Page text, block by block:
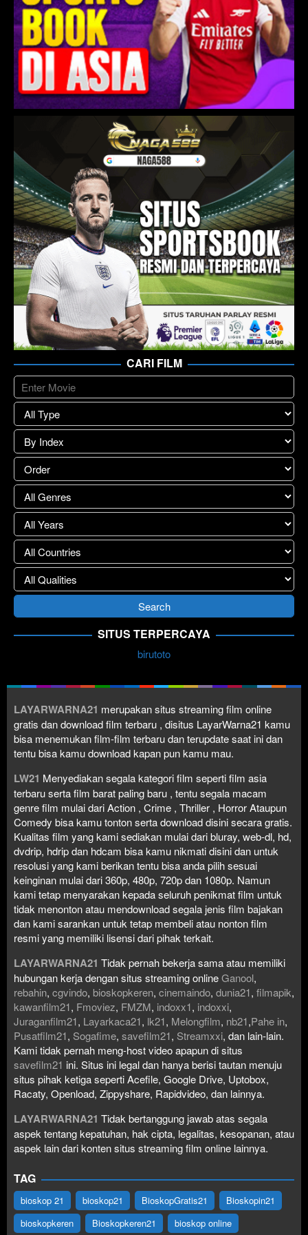
CARI FILM
SITUS TERPERCAYA
birutoto
LAYARWARNA21 merupakan situs streaming film online
gratis dan download film terbaru , disitus LayarWarna21 kamu
bisa menemukan film-film terbaru dan terupdate saat ini dan
tentu bisa kamu download kapan pun kamu mau.
LW21 Menyediakan segala kategori film seperti film asia
terbaru serta film barat paling baru , tentu segala macam
genre film mulai dari Action , Crime , Thriller , Horror Ataupun
Comedy bisa kamu tonton serta download disini secara gratis.
Kualitas film yang kami sediakan mulai dari bluray, web-dl, hd,
dvdrip, hdrip dan hdcam bisa kamu nikmati disini dan untuk
resolusi yang kami berikan tentu bisa anda pilih sesuai
keinginan mulai dari 360p, 480p, 720p dan 1080p. Namun
kami tetap menyarakan kepada seluruh penikmat film untuk
tidak menonton atau mendownload segala jenis film bajakan
dan kami sarankan untuk tetap membeli atau nonton film
resmi yang memiliki lisensi dari pihak terkait.
LAYARWARNA21 Tidak pernah bekerja sama atau memiliki
hubungan kerja dengan situs streaming onlineGanool,
rebahin, cgvindo, bioskopkeren, cinemaindo, dunia21, filmapik,
kawanfilm21, Fmoviez, FMZM, indoxx1, indoxxi,
Juraganfilm21, Layarkaca21, lk21, Melongfilm, nb21,Pahe in,
Pusatfilm21, Sogafime, savefilm21, Streamxxi, dan lain-lain.
Kami tidak pernah meng-host video apapun di situs
savefilm21 ini. Situs ini legal dan hanya berisi tautan menuju
situs pihak ketiga seperti Acefile, Google Drive, Uptobox,
Racaty, Openload, Zippyshare, Rapidvideo, dan lainnya.
LAYARWARNA21 Tidak bertanggung jawab atas segala
aspek tentang kepatuhan, hak cipta, legalitas, kesopanan, atau
aspek lain dari konten situs streaming film online lainnya.
TAG
bioskop 21 bioskop21 BioskopGratis21
Bioskopin21
bioskopkeren
Bioskopkeren21 bioskop online